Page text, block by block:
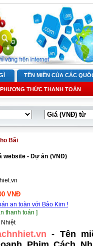
TÊN MIỀN CỦA CÁC
PHƯƠNG THỨC THANH TOÁN
Bãi
website - Dự án (VNĐ)
VNĐ
thanh toán ]
Nhiệt
- Tên